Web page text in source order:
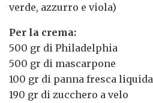
verde, azzurro e viola)
Per la crema:
500 gr di Philadelphia
500 gr di mascarpone
100 gr di panna fresca liquida
190 gr di zucchero a velo